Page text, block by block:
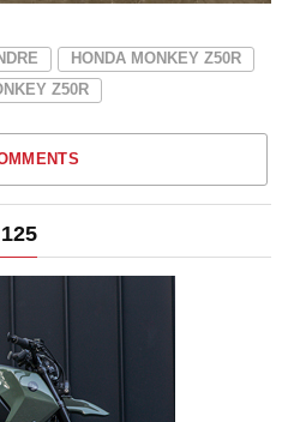
HONDA MONKEY Z50R
Z50R